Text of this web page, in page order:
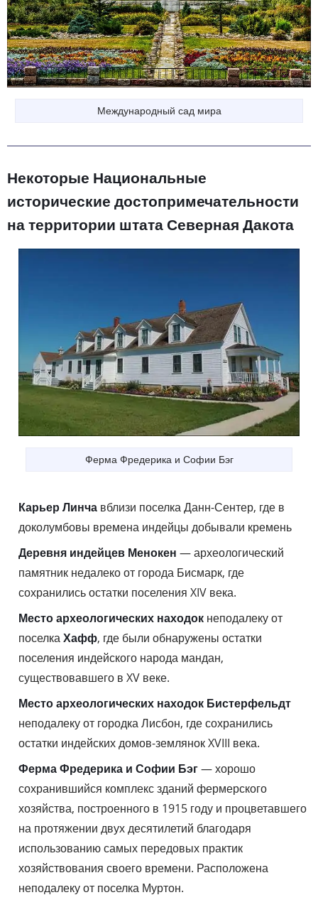
Международный сад мира
Некоторые Национальные
исторические достопримечательности
на территории штата Северная Дакота
Ферма Фредерика и Софии Бэг
Карьер Линча вблизи поселка Данн-Сентер, где в
доколумбовы времена индейцы добывали кремень
Деревня индейцев Менокен — археологический
памятник недалеко от города Бисмарк, где
сохранились остатки поселения XIV века.
Место археологических находок неподалеку от
поселкаХафф, где были обнаружены остатки
поселения индейского народа мандан,
существовавшего в XV веке.
Место археологических находок Бистерфельдт
неподалеку от городка Лисбон, где сохранились
остатки индейских домов-землянок XVIII века.
Ферма Фредерика и Софии Бэг— хорошо
сохранившийся комплекс зданий фермерского
хозяйства, построенного в 1915 году и процветавшего
на протяжении двух десятилетий благодаря
использованию самых передовых практик
хозяйствования своего времени. Расположена
неподалеку от поселка Муртон.